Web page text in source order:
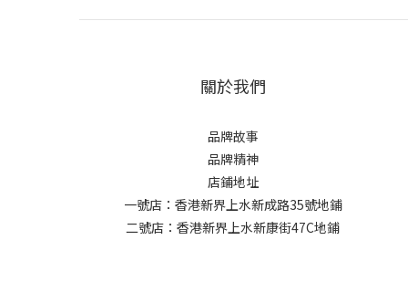
關於我們
品牌故事
品牌精神
店鋪地址
一號店：香港新界上水新成路35號地鋪
二號店：香港新界上水新康街47C地鋪